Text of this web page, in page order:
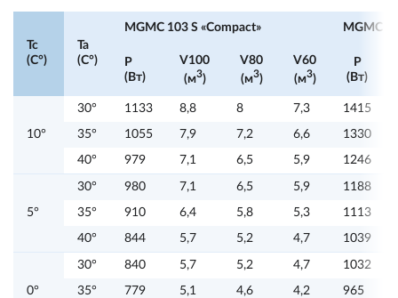
Tc
(C°)
Ta
(C°)
MGMC 103 S «Compact» MGMC
P
(Вт)
V100
(м3)
V80
(м3)
V60
(м3)
P
(Вт)
10°
30° 1133 8,8 8 7,3 1415
35° 1055 7,9 7,2 6,6 1330
40° 979 7,1 6,5 5,9 1246
5°
30° 980 7,1 6,5 5,9 1188
35° 910 6,4 5,8 5,3 1113
40° 844 5,7 5,2 4,7 1039
0°
30° 840 5,7 5,2 4,7 1032
35° 779 5,1 4,6 4,2 965